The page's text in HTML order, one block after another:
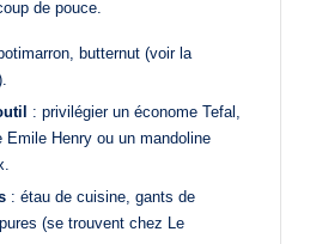
de pouce.
butternut (voir la
: privilégier un économe Tefal,
Emile Henry ou un mandoline
: étau de cuisine, gants de
(se trouvent chez Le